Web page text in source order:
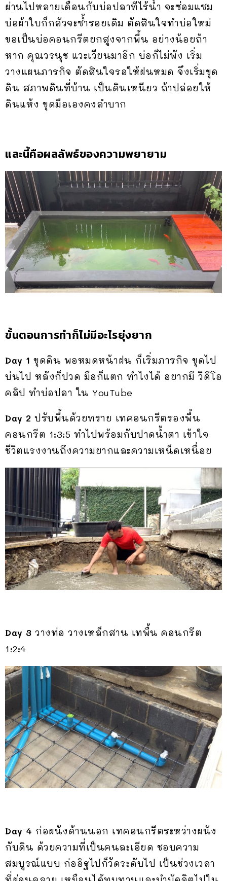
ผ่านไปหลายเดือนกับบ่อปลาที่ไร้น้ำ จะซ่อมแซม
บ่อผ้าใบก็กลัวจะซ้ำรอยเดิม ตัดสินใจทำบ่อใหม่
ขอเป็นบ่อคอนกรีตยกสูงจากพื้น อย่างน้อยถ้า
หาก คุณวรนุช แวะเวียนมาอีก บ่อก็ไม่พัง เริ่ม
วางแผนภารกิจ ตัดสินใจรอให้ฝนหมด จึงเริ่มขุด
ดิน สภาพดินที่บ้าน เป็นดินเหนียว ถ้าปล่อยให้
ดินแห้ง ขุดมือเองคงลำบาก
และนี้คือผลลัพธ์ของความพยายาม
ขั้นตอนการทำก็ไม่มีอะไรยุ่งยาก
Day 1 ขุดดิน พอหมดหน้าฝน ก็เริ่มภารกิจ ขุดไป
บ่นไป หลังก็ปวด มือก็แตก ทำไงได้ อยากมี วิดีโอ
คลิป ทำบ่อปลา ใน YouTube
Day 2 ปรับพื้นด้วยทราย เทคอนกรีตรองพื้น
คอนกรีต 1:3:5 ทำไปพร้อมกับปาดน้ำตา เข้าใจ
ชีวิตแรงงานถึงความยากและความเหน็ดเหนื่อย
Day 3 วางท่อ วางเหล็กสาน เทพื้น คอนกรีต
1:2:4
Day 4 ก่อผนังด้านนอก เทคอนกรีตระหว่างผนัง
กับดิน ด้วยความที่เป็นคนละเอียด ชอบความ
สมบูรณ์แบบ ก่ออิฐไปก็วัดระดับไป เป็นช่วงเวลา